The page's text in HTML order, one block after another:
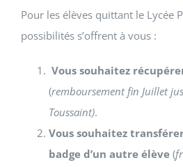
Pour les élèves quittant le Lycée
possibilités s’offrent à vous :
Vous souhaitez
(remboursement fin Juillet
Toussaint).
Vous souhaitez
badge d’un autre élève(